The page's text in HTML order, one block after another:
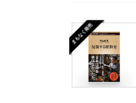
まもなく発売